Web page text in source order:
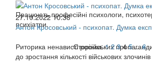
Працюють професійні психологи,
психіатри.
27.10.2022 10:38
Антон Кросовський - психопат. Думка
Риторика ненависті російських
до зростання кількості військових злочинів
Сторінки: 1 2 3 4 5 ...6